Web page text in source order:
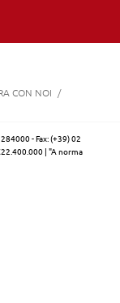
CON NOI
- Fax: (+39) 02
| "A norma